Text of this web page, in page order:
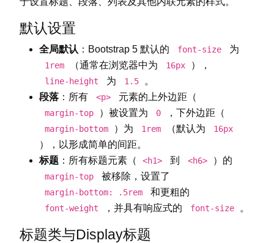
默认设置
全局默认 ：Bootstrap 5 默认的 font-size 为
1rem （通常在浏览器中为 16px ），
line-height 为 1.5
。
段落 ：所有 <p> 元素的上外边距（
margin-top ）被设置为 0 ，下外边距（
margin-bottom ）为 1rem （默认为 16px
），以形成简单的间距。
标题 ：所有标题元素（ <h1> 到 <h6> ）的
margin-top 被移除，设置了
margin-bottom: .5rem 和更粗的
font-weight ，并具有响应式的 font-size 。
标题类与Display标题